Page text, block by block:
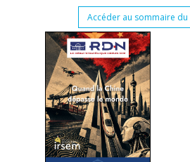
Accéder au sommaire